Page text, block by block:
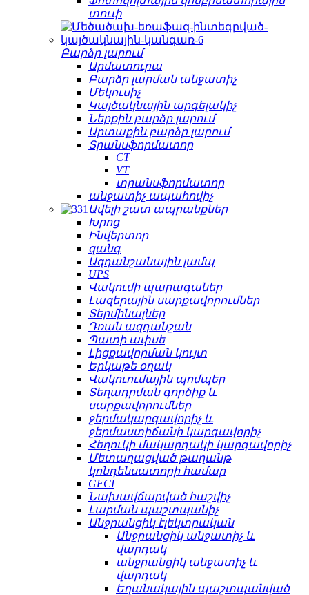
տուփ
Բարձր լարում
Արմատուրա
Բարձր լարման անջատիչ
Մեկուսիչ
Կայծակնային արգելակիչ
Ներքին բարձր լարում
Արտաքին բարձր լարում
Տրանսֆորմատոր
CT
VT
տրանսֆորմատոր
անջատիչ ապահովիչ
Ավելի շատ ապրանքներ
Խրոց
Ինվերտոր
զանգ
Ազդանշանային լամպ
UPS
Վակումի պարագաներ
Լազերային սարքավորումներ
Տերմինալներ
Դռան ազդանշան
Պատի ափսե
Լիցքավորման կույտ
Երկաթե օղակ
Վակուումային պոմպեր
Տեղադրման գործիք և
սարքավորումներ
ջերմակարգավորիչ և
ջերմաստիճանի կարգավորիչ
Հեղուկի մակարդակի կարգավորիչ
Մետաղացված թաղանթ
կոնդենսատորի համար
GFCI
Նախավճարված հաշվիչ
Լարման պաշտպանիչ
Անջրանցիկ էլեկտրական
Անջրանցիկ անջատիչ և
վարդակ
անջրանցիկ անջատիչ և
վարդակ
Եղանակային պաշտպանված